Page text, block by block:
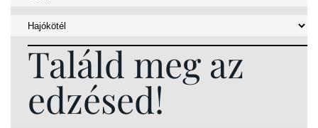
Találd meg az
edzésed!